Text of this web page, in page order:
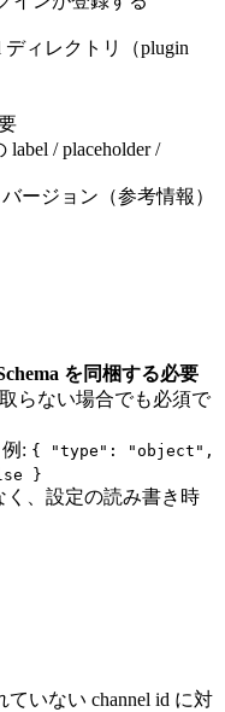
ディレクトリ（plugin
label / placeholder /
ージョン（参考情報）
を同梱する必要
らない場合でも必須で
: { "type": "object",
}
く、設定の読み書き時
ていない channel id に対